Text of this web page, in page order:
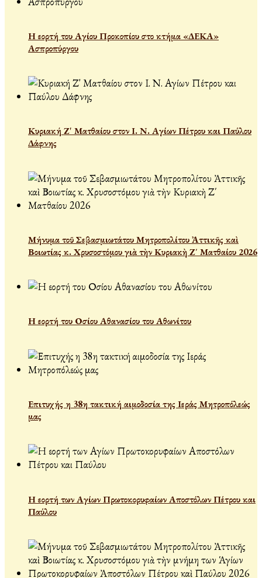
Η εορτή του Αγίου Προκοπίου στο κτήμα «ΔΕΚΑ»
Ασπροπύργου
Κυριακή Ζ' Ματθαίου στον Ι. Ν. Αγίων Πέτρου και Παύλου
Δάφνης
Μήνυμα τοῦ Σεβασμιωτάτου Μητροπολίτου Ἀττικῆς καὶ
Βοιωτίας κ. Χρυσοστόμου γιὰ τὴν Κυριακὴ Ζ΄ Ματθαίου 2026
Η εορτή του Οσίου Αθανασίου του Αθωνίτου
Επιτυχής η 38η τακτική αιμοδοσία της Ιεράς Μητροπόλεώς
μας
Η εορτή των Αγίων Πρωτοκορυφαίων Αποστόλων Πέτρου και
Παύλου